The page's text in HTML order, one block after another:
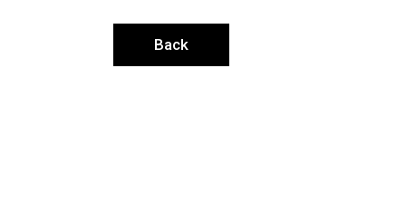
Back